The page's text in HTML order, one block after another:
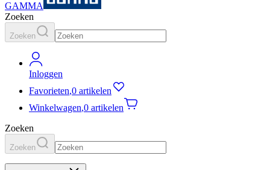
GAMMA
Zoeken
Zoeken
Inloggen
Favorieten,0 artikelen
Winkelwagen,0 artikelen
Zoeken
Zoeken